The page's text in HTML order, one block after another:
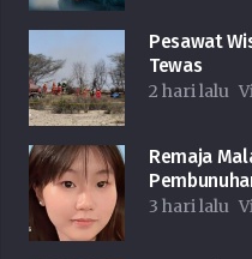
Pesawat
Tewas
2 hari lalu
Remaja
3 hari lalu